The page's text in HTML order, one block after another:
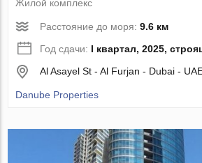
Жилой комплекс
Расстояние до моря:9.6 км
Год сдачи: I квартал, 2025,
Al Asayel St - Al Furjan - Dubai -
Danube Properties